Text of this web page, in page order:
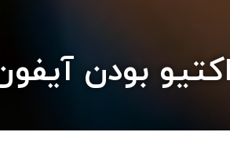
بودن آیفون